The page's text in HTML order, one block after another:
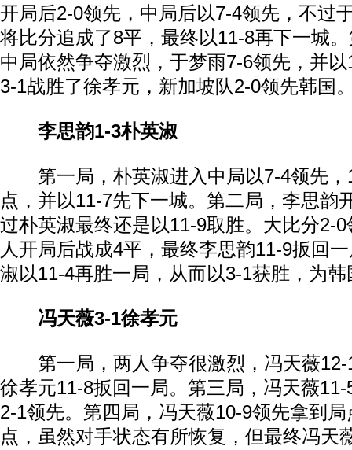
开局后2-0领先，中局后以7-4领先，不过
将比分追成了8平，最终以11-8再下一城
中局依然争夺激烈，于梦雨7-6领先，并
3-1战胜了徐孝元，新加坡队2-0领先韩国
李思韵1-3朴英淑
第一局，朴英淑进入中局以7-4领先，
点，并以11-7先下一城。第二局，李思韵
过朴英淑最终还是以11-9取胜。大比分2-
人开局后战成4平，最终李思韵11-9扳回
淑以11-4再胜一局，从而以3-1获胜，为
冯天薇3-1徐孝元
第一局，两人争夺很激烈，冯天薇12-
徐孝元11-8扳回一局。第三局，冯天薇
2-1领先。第四局，冯天薇10-9领先拿到
点，虽然对手状态有所恢复，但最终冯天